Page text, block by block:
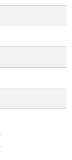
れた米沢紬です。
。